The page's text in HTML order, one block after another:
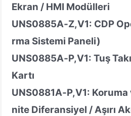
Ekran / HMI Modülleri
UNS0885A‑Z,V1: CDP
rma Sistemi Paneli)
UNS0885A‑P,V1: Tuş
Kartı
UNS0881A‑P,V1:
nite Diferansiyel / Aşırı